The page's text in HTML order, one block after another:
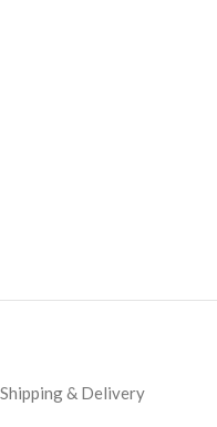
Shipping & Delivery